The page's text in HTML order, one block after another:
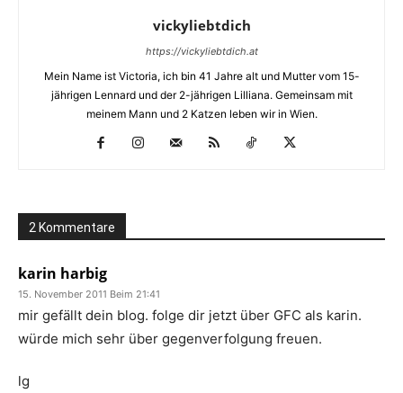
vickyliebtdich
https://vickyliebtdich.at
Mein Name ist Victoria, ich bin 41 Jahre alt und Mutter vom 15-
jährigen Lennard und der 2-jährigen Lilliana. Gemeinsam mit
meinem Mann und 2 Katzen leben wir in Wien.
2 Kommentare
karin harbig
15. November 2011 Beim 21:41
mir gefällt dein blog. folge dir jetzt über GFC als karin.
würde mich sehr über gegenverfolgung freuen.
lg